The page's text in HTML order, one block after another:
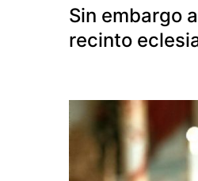
Sin embargo
recinto